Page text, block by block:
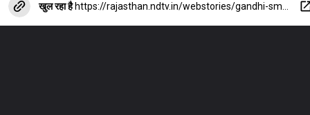
खुल रहा है https://rajasthan.ndtv.in/webstories/gandhi-smallest-chashma-by-iqbal-sakka-udaipur-artist-25227